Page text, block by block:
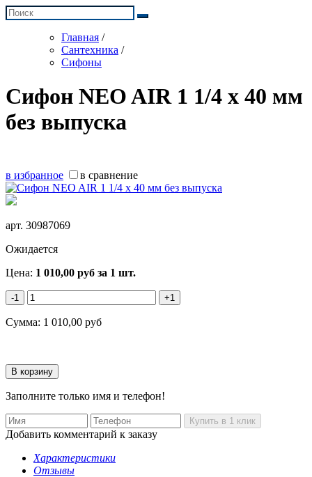
Главная /
Сантехника /
Сифоны
Сифон NEO AIR 1 1/4 х 40 мм
без выпуска
в избранное в сравнение
арт. 30987069
Ожидается
Цена: 1 010,00 руб за 1 шт.
-1 +1
Сумма: 1 010,00 руб
Заполните только имя и телефон!
Добавить комментарий к заказу
Характеристики
Отзывы